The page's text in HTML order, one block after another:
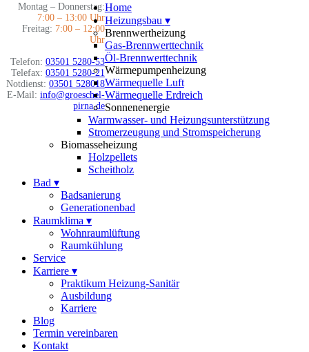
Montag – Donnerstag:
7:00 – 13:00 Uhr
Freitag: 7:00 – 12:00
Uhr
Telefon: 03501 5280-53
Telefax: 03501 5280-21
Notdienst: 03501 528018
E-Mail: info@groeschel-
pirna.de
Home
Heizungsbau ▾
Brennwertheizung
Gas-Brennwerttechnik
Öl-Brennwerttechnik
Wärmepumpenheizung
Wärmequelle Luft
Wärmequelle Erdreich
Sonnenenergie
Warmwasser- und Heizungsunterstützung
Stromerzeugung und Stromspeicherung
Biomasseheizung
Holzpellets
Scheitholz
Bad ▾
Badsanierung
Generationenbad
Raumklima ▾
Wohnraumlüftung
Raumkühlung
Service
Karriere ▾
Praktikum Heizung-Sanitär
Ausbildung
Karriere
Blog
Termin vereinbaren
Kontakt